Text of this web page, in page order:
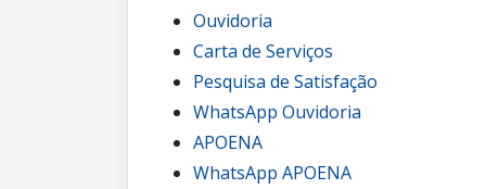
Ouvidoria
Carta de Serviços
Pesquisa de Satisfação
WhatsApp Ouvidoria
APOENA
WhatsApp APOENA